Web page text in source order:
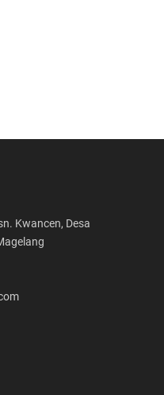
Kwancen, Desa